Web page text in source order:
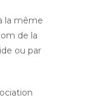
la même
de la
ou par